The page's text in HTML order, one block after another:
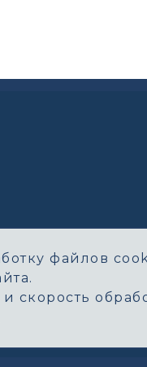
файлов
скорость